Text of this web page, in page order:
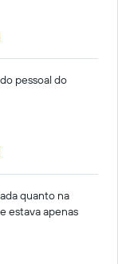
pessoal do
quanto na
estava apenas